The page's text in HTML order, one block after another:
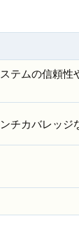
テムの信頼性
チカバレッジ